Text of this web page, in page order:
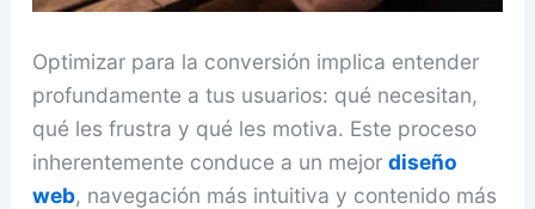
Optimizar para la conversión implica entender
profundamente a tus usuarios: qué necesitan,
qué les frustra y qué les motiva. Este proceso
inherentemente conduce a un mejor diseño
web, navegación más intuitiva y contenido más